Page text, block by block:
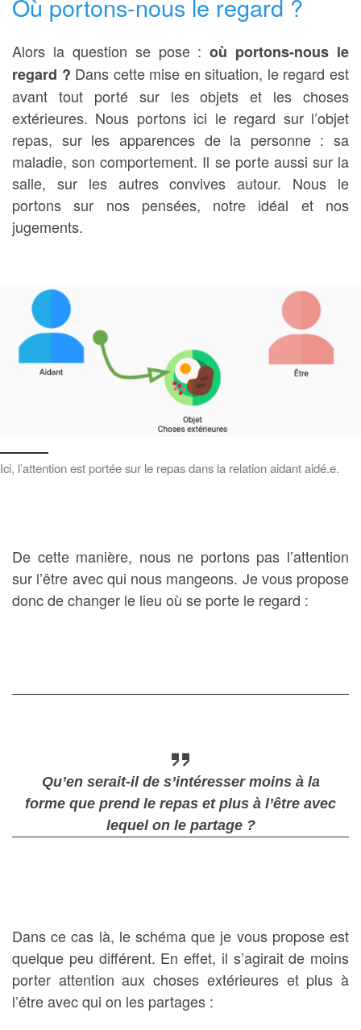
Où portons-nous le regard ?
Alors la question se pose : où portons-nous le
regard ? Dans cette mise en situation, le regard est
avant tout porté sur les objets et les choses
extérieures. Nous portons ici le regard sur l’objet
repas, sur les apparences de la personne : sa
maladie, son comportement. Il se porte aussi sur la
salle, sur les autres convives autour. Nous le
portons sur nos pensées, notre idéal et nos
jugements.
Ici, l’attention est portée sur le repas dans la relation aidant aidé.e.
De cette manière, nous ne portons pas l’attention
sur l’être avec qui nous mangeons. Je vous propose
donc de changer le lieu où se porte le regard :
Qu’en serait-il de s’intéresser moins à la
forme que prend le repas et plus à l’être avec
lequel on le partage ?
Dans ce cas là, le schéma que je vous propose est
quelque peu différent. En effet, il s’agirait de moins
porter attention aux choses extérieures et plus à
l’être avec qui on les partages :